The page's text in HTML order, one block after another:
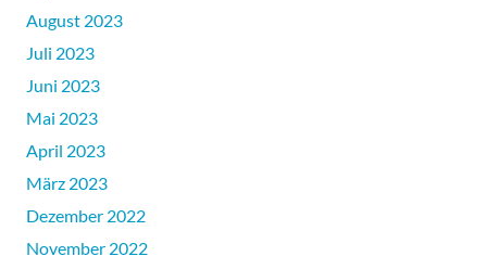
August 2023
Juli 2023
Juni 2023
Mai 2023
April 2023
März 2023
Dezember 2022
November 2022